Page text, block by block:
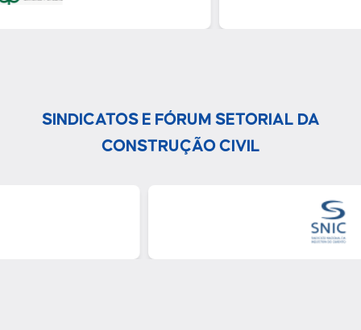
SINDICATOS E FÓRUM SETORIAL DA
CONSTRUÇÃO CIVIL